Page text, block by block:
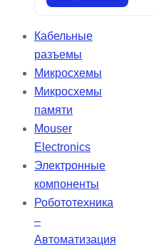
продвинутую
лазерного
разрешением 25
обеспечивает
плавность
точной диагностики.
пластины толщиной
которые можно
более 1000 раз,
мягкостью по
Кабельные
разъемы
Микросхемы
Микросхемы
памяти
Mouser
Electronics
Электронные
компоненты
Робототехника
–
Автоматизация